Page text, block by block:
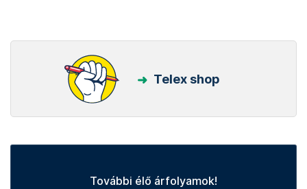
Telex shop
További élő árfolyamok!